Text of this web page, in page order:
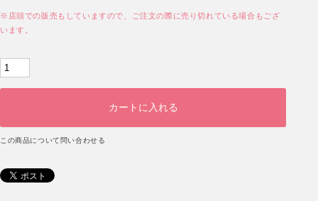
※店頭での販売もしていますので、ご注文の際に売り切れている場合もござ
います。
この商品について問い合わせる